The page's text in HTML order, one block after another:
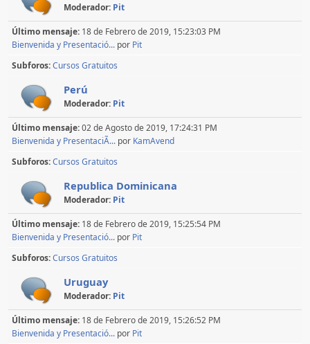
Moderador: Pit
Último mensaje: 18 de Febrero de 2019, 15:23:03 PM
Bienvenida y Presentació... por Pit
Subforos Cursos Gratuitos
Perú
Moderador: Pit
Último mensaje:02 de Agosto de 2019, 17:24:31 PM
Bienvenida y PresentaciÃ... por KamAvend
Subforos Cursos Gratuitos
Republica Dominicana
Moderador: Pit
Último mensaje: 18 de Febrero de 2019, 15:25:54 PM
Bienvenida y Presentació... por Pit
Subforos Cursos Gratuitos
Uruguay
Moderador: Pit
Último mensaje: 18 de Febrero de 2019, 15:26:52 PM
Bienvenida y Presentació... por Pit